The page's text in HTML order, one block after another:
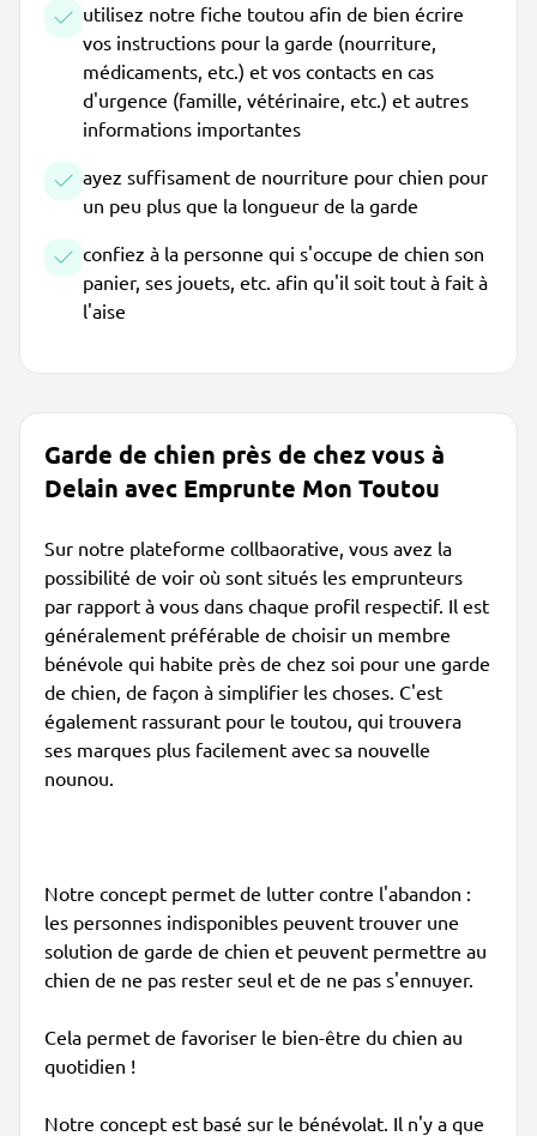
utilisez notre fiche toutou afin de bien écrire
vos instructions pour la garde (nourriture,
médicaments, etc.) et vos contacts en cas
d'urgence (famille, vétérinaire, etc.) et autres
informations importantes
ayez suffisament de nourriture pour chien pour
un peu plus que la longueur de la garde
confiez à la personne qui s'occupe de chien son
panier, ses jouets, etc. afin qu'il soit tout à fait à
l'aise
Garde de chien près de chez vous à
Delain avec Emprunte Mon Toutou
Sur notre plateforme collbaorative, vous avez la
possibilité de voir où sont situés les emprunteurs
par rapport à vous dans chaque profil respectif. Il est
généralement préférable de choisir un membre
bénévole qui habite près de chez soi pour une garde
de chien, de façon à simplifier les choses. C'est
également rassurant pour le toutou, qui trouvera
ses marques plus facilement avec sa nouvelle
nounou.
Notre concept permet de lutter contre l'abandon :
les personnes indisponibles peuvent trouver une
solution de garde de chien et peuvent permettre au
chien de ne pas rester seul et de ne pas s'ennuyer.
Cela permet de favoriser le bien-être du chien au
quotidien !
Notre concept est basé sur le bénévolat. Il n'y a que